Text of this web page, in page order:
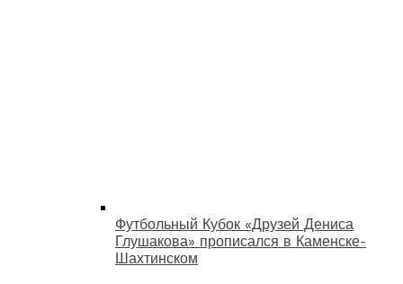
Футбольный Кубок «Друзей Дениса
Глушакова» прописался в Каменске-
Шахтинском